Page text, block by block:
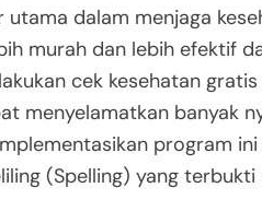
dalam menjaga
murah dan lebih efektif
cek kesehatan
menyelamatkan banyak
program
(Spelling) yang